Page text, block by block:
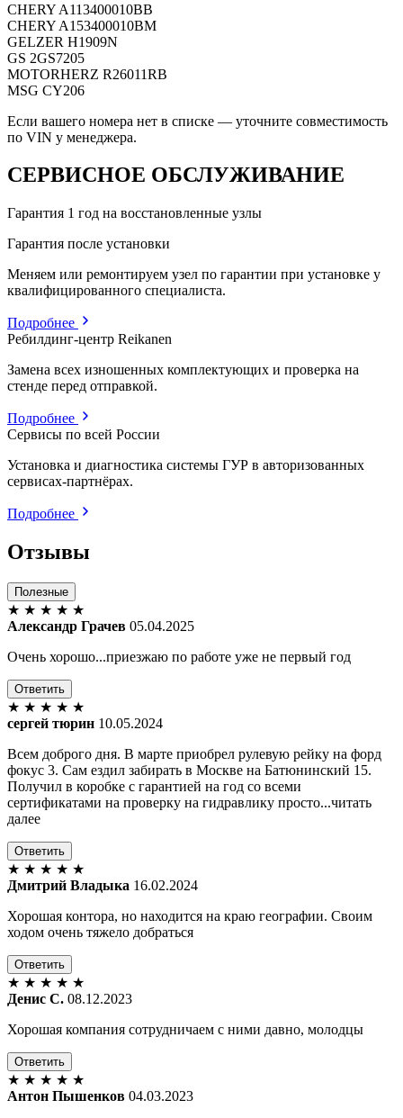
CHERY A113400010BB
CHERY A153400010BM
GELZER H1909N
GS 2GS7205
MOTORHERZ R26011RB
MSG CY206
Если вашего номера нет в списке — уточните совместимость
по VIN у менеджера.
СЕРВИСНОЕ ОБСЛУЖИВАНИЕ
Гарантия 1 год на восстановленные узлы
Гарантия после установки
Меняем или ремонтируем узел по гарантии при установке у
квалифицированного специалиста.
Подробнее
Ребилдинг-центр Reikanen
Замена всех изношенных комплектующих и проверка на
стенде перед отправкой.
Подробнее
Сервисы по всей России
Установка и диагностика системы ГУР в авторизованных
сервисах-партнёрах.
Подробнее
Отзывы
Полезные
★ ★ ★ ★ ★
Александр Грачев 05.04.2025
Очень хорошо...приезжаю по работе уже не первый год
Ответить
★ ★ ★ ★ ★
сергей тюрин 10.05.2024
Всем доброго дня. В марте приобрел рулевую рейку на форд
фокус 3. Сам ездил забирать в Москве на Батюнинский 15.
Получил в коробке с гарантией на год со всеми
сертификатами на проверку на гидравлику просто...читать
далее
Ответить
★ ★ ★ ★ ★
Дмитрий Владыка 16.02.2024
Хорошая контора, но находится на краю географии. Своим
ходом очень тяжело добраться
Ответить
★ ★ ★ ★ ★
Денис С. 08.12.2023
Хорошая компания сотрудничаем с ними давно, молодцы
Ответить
★ ★ ★ ★ ★
Антон Пышенков 04.03.2023